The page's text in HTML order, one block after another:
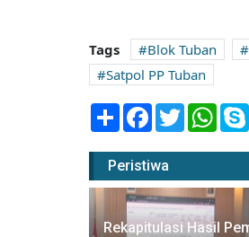
Tags Blok Tuban
Satpol PP Tuban
Share Facebook
Twitter
Peristiwa
Rekapitulasi Hasil